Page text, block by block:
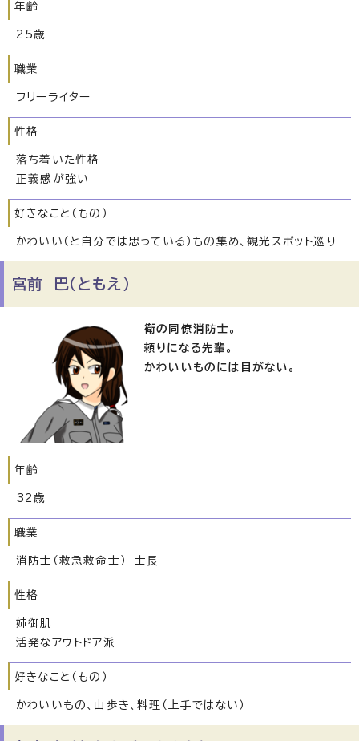
年齢
25歳
職業
フリーライター
性格
落ち着いた性格
正義感が強い
好きなこと（もの）
かわいい（と自分では思っている）もの集め、観光スポット巡り
宮前 巴（ともえ）
衛の同僚消防士。
頼りになる先輩。
かわいいものには目がない。
年齢
32歳
職業
消防士（救急救命士） 士長
性格
姉御肌
活発なアウトドア派
好きなこと（もの）
かわいいもの、山歩き、料理（上手ではない）